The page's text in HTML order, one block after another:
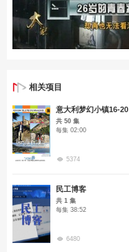
相关项目
意大利梦幻小镇16-20
共 50 集
每集 02:00
5374
民工博客
共 1 集
每集 38:52
6480